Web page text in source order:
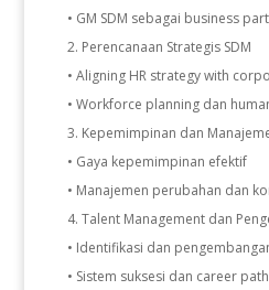
• GM SDM sebagai business
Perencanaan Strategis SDM
• Aligning HR strategy with
• Workforce planning dan
Kepemimpinan dan
• Gaya kepemimpinan efektif
• Manajemen perubahan dan
Talent Management dan
• Identifikasi dan
• Sistem suksesi dan career